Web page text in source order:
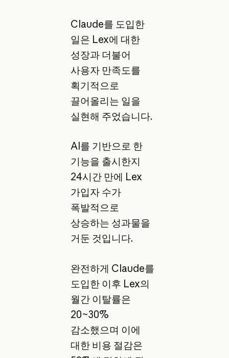
Claude를 도입한
일은 Lex에 대한
성장과 더불어
사용자 만족도를
획기적으로
끌어올리는 일을
실현해 주었습니다.
AI를 기반으로 한
기능을 출시한지
24시간 만에 Lex
가입자 수가
폭발적으로
상승하는 성과물을
거둔 것입니다.
완전하게 Claude를
도입한 이후 Lex의
월간 이탈률은
20~30%
감소했으며 이에
대한 비용 절감은